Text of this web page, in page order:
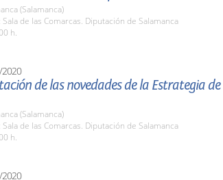
(Salamanca)
Sala de las Comarcas. Diputación de Salamanca
h.
de las novedades de la Estrategia
(Salamanca)
Sala de las Comarcas. Diputación de Salamanca
h.